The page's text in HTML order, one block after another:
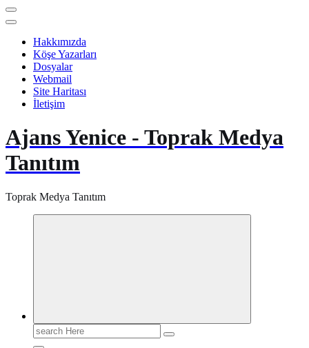
Hakkımızda
Köşe Yazarları
Dosyalar
Webmail
Site Haritası
İletişim
Ajans Yenice - Toprak Medya
Tanıtım
Toprak Medya Tanıtım
Search
for: